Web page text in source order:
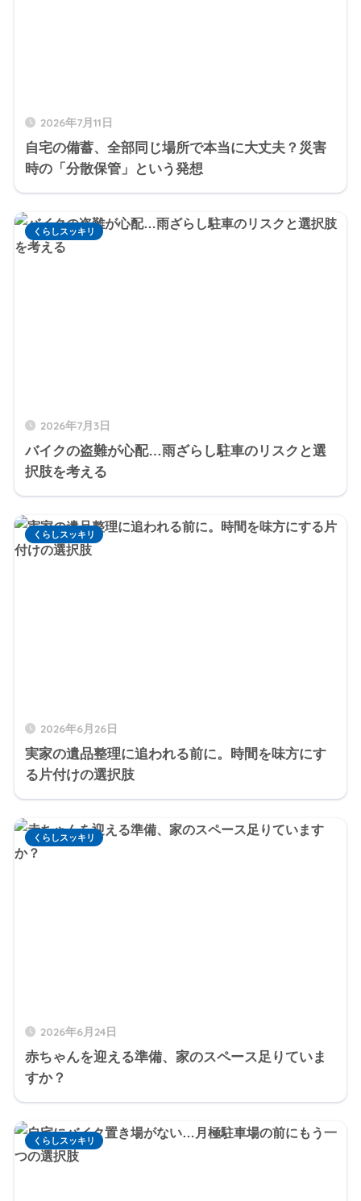
2026年7月11日
自宅の備蓄、全部同じ場所で本当に大丈夫？災害
時の「分散保管」という発想
2026年7月3日
バイクの盗難が心配…雨ざらし駐車のリスクと選
択肢を考える
くらしスッキリ
2026年6月26日
実家の遺品整理に追われる前に。時間を味方にす
る片付けの選択肢
くらしスッキリ
2026年6月24日
赤ちゃんを迎える準備、家のスペース足りていま
すか？
くらしスッキリ
くらしスッキリ